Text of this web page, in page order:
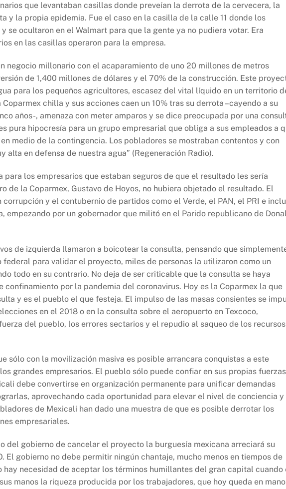
que levantaban casillas donde preveían la derrota de la cervecera, la
y la propia epidemia. Fue el caso en la casilla de la calle 11 donde los
se ocultaron en el Walmart para que la gente ya no pudiera votar. Era
en las casillas operaron para la empresa.
negocio millonario con el acaparamiento de uno 20 millones de metros
de 1,400 millones de dólares y el 70% de la construcción. Este
para los pequeños agricultores, escasez del vital líquido en un territorio
chilla y sus acciones caen un 10% tras su derrota –cayendo a su
años-, amenaza con meter amparos y se dice preocupada por una
pura hipocresía para un grupo empresarial que obliga a sus empleados a
medio de la contingencia. Los pobladores se mostraban contentos y con
alta en defensa de nuestra agua” (Regeneración Radio).
para los empresarios que estaban seguros de que el resultado les sería
de la Coparmex, Gustavo de Hoyos, no hubiera objetado el resultado. El
y el contubernio de partidos como el Verde, el PAN, el PRI e
empezando por un gobernador que militó en el Parido republicano de
de izquierda llamaron a boicotear la consulta, pensando que
para validar el proyecto, miles de personas la utilizaron como un
todo en su contrario. No deja de ser criticable que la consulta se haya
confinamiento por la pandemia del coronavirus. Hoy es la Coparmex la que
y es el pueblo el que festeja. El impulso de las masas consientes se
en el 2018 o en la consulta sobre el aeropuerto en Texcoco,
del pueblo, los errores sectarios y el repudio al saqueo de los recursos
sólo con la movilización masiva es posible arrancara conquistas a este
grandes empresarios. El pueblo sólo puede confiar en sus propias
debe convertirse en organización permanente para unificar demandas
aprovechando cada oportunidad para elevar el nivel de conciencia y
de Mexicali han dado una muestra de que es posible derrotar los
empresariales.
del gobierno de cancelar el proyecto la burguesía mexicana arreciará su
El gobierno no debe permitir ningún chantaje, mucho menos en tiempos de
hay necesidad de aceptar los términos humillantes del gran capital cuando
manos la riqueza producida por los trabajadores, que hoy queda en